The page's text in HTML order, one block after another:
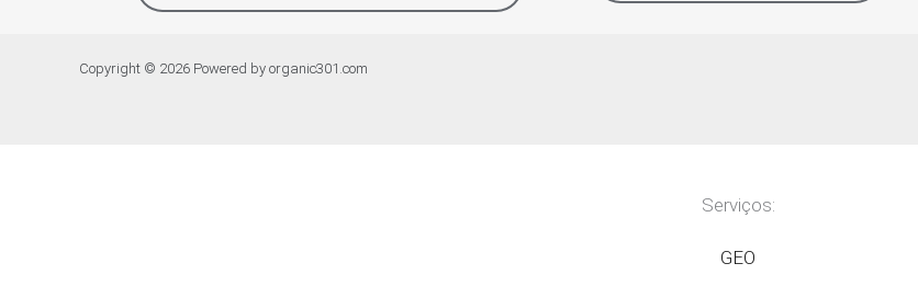
Copyright © 2026 Powered by organic301.com
Serviços:
GEO